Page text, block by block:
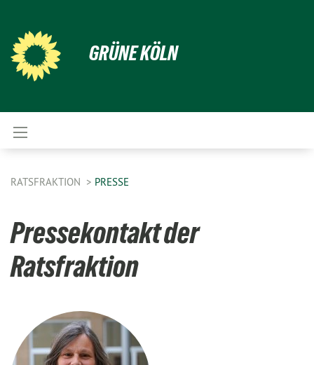
GRÜNE KÖLN
RATSFRAKTION PRESSE
Pressekontakt der
Ratsfraktion